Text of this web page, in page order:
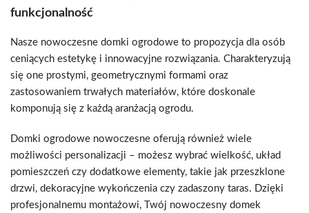
funkcjonalność
Nasze nowoczesne domki ogrodowe to propozycja dla osób
ceniących estetykę i innowacyjne rozwiązania. Charakteryzują
się one prostymi, geometrycznymi formami oraz
zastosowaniem trwałych materiałów, które doskonale
komponują się z każdą aranżacją ogrodu.
Domki ogrodowe nowoczesne oferują również wiele
możliwości personalizacji – możesz wybrać wielkość, układ
pomieszczeń czy dodatkowe elementy, takie jak przeszklone
drzwi, dekoracyjne wykończenia czy zadaszony taras. Dzięki
profesjonalnemu montażowi, Twój nowoczesny domek